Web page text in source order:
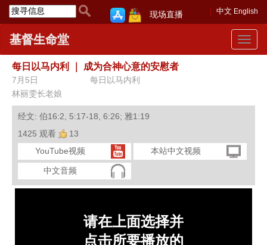
中文 English
现场直播
Toggle
基督生命堂
每日以马内利 成为合神心意的安慰者
7月5日
每日以马内利
林丽雯长老娘
经文: 伯16:2, 5:17-18, 6:26; 雅1:19
1425 观看
13
YouTube视频
本站中文视频
中文音频